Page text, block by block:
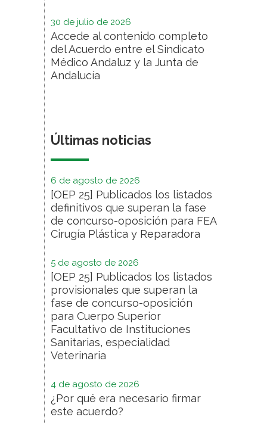
30 de julio de 2026
Accede al contenido completo
del Acuerdo entre el Sindicato
Médico Andaluz y la Junta de
Andalucía
Últimas noticias
6 de agosto de 2026
[OEP 25] Publicados los listados
definitivos que superan la fase
de concurso-oposición para FEA
Cirugía Plástica y Reparadora
5 de agosto de 2026
[OEP 25] Publicados los listados
provisionales que superan la
fase de concurso-oposición
para Cuerpo Superior
Facultativo de Instituciones
Sanitarias, especialidad
Veterinaria
4 de agosto de 2026
¿Por qué era necesario firmar
este acuerdo?